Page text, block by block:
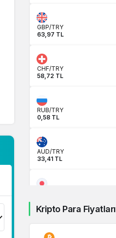
GBP/TRY
63,97 TL
CHF/TRY
58,72 TL
RUB/TRY
0,58 TL
AUD/TRY
33,41 TL
CNY/TRY
Kripto Para Fiyatları